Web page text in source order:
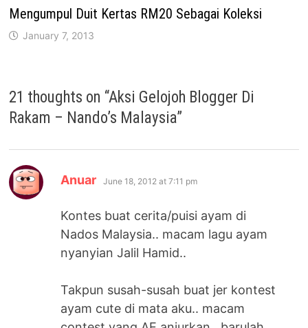
Mengumpul Duit Kertas RM20 Sebagai Koleksi
January 7, 2013
21 thoughts on “Aksi Gelojoh Blogger Di
Rakam – Nando’s Malaysia”
Anuar says:
June 18, 2012 at 7:11 pm
Kontes buat cerita/puisi ayam di
Nados Malaysia.. macam lagu ayam
nyanyian Jalil Hamid..
Takpun susah-susah buat jer kontest
ayam cute di mata aku.. macam